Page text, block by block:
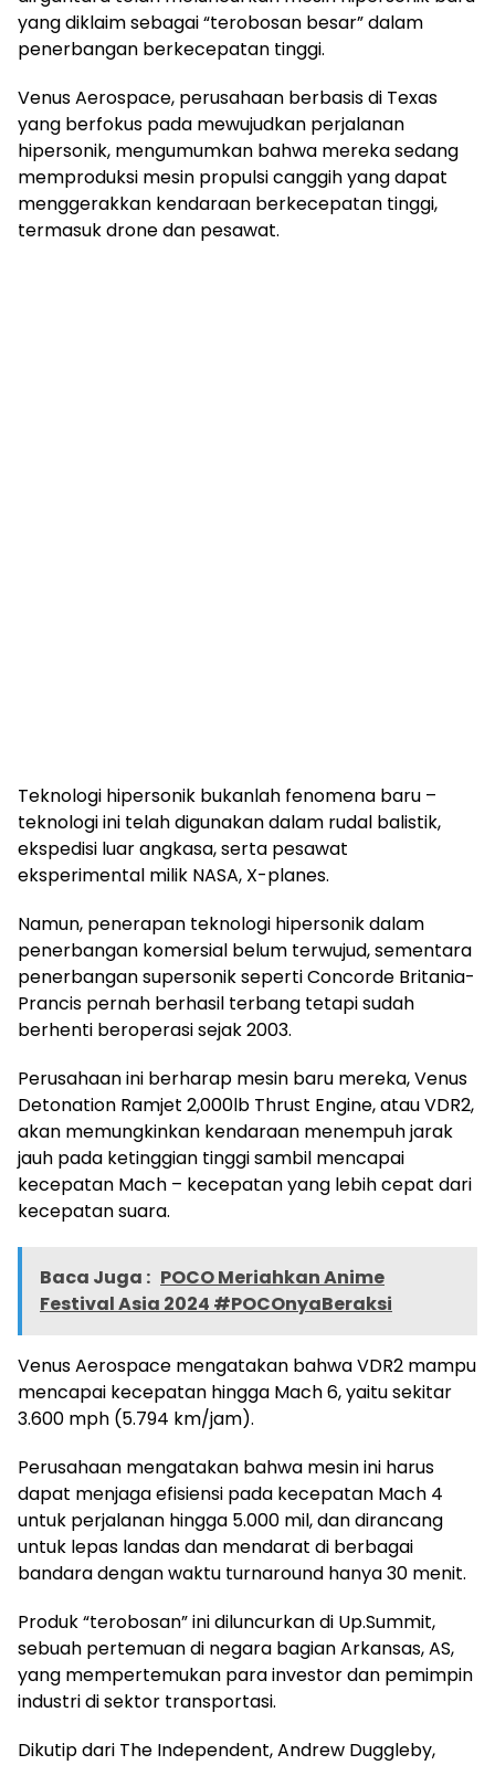
yang diklaim sebagai “terobosan besar” dalam
penerbangan berkecepatan tinggi.
Venus Aerospace, perusahaan berbasis di Texas
yang berfokus pada mewujudkan perjalanan
hipersonik, mengumumkan bahwa mereka sedang
memproduksi mesin propulsi canggih yang dapat
menggerakkan kendaraan berkecepatan tinggi,
termasuk drone dan pesawat.
Teknologi hipersonik bukanlah fenomena baru –
teknologi ini telah digunakan dalam rudal balistik,
ekspedisi luar angkasa, serta pesawat
eksperimental milik NASA, X-planes.
Namun, penerapan teknologi hipersonik dalam
penerbangan komersial belum terwujud, sementara
penerbangan supersonik seperti Concorde Britania-
Prancis pernah berhasil terbang tetapi sudah
berhenti beroperasi sejak 2003.
Perusahaan ini berharap mesin baru mereka, Venus
Detonation Ramjet 2,000lb Thrust Engine, atau VDR2,
akan memungkinkan kendaraan menempuh jarak
jauh pada ketinggian tinggi sambil mencapai
kecepatan Mach – kecepatan yang lebih cepat dari
kecepatan suara.
Baca Juga : POCO Meriahkan Anime
Festival Asia 2024 #POCOnyaBeraksi
Venus Aerospace mengatakan bahwa VDR2 mampu
mencapai kecepatan hingga Mach 6, yaitu sekitar
3.600 mph (5.794 km/jam).
Perusahaan mengatakan bahwa mesin ini harus
dapat menjaga efisiensi pada kecepatan Mach 4
untuk perjalanan hingga 5.000 mil, dan dirancang
untuk lepas landas dan mendarat di berbagai
bandara dengan waktu turnaround hanya 30 menit.
Produk “terobosan” ini diluncurkan di Up.Summit,
sebuah pertemuan di negara bagian Arkansas, AS,
yang mempertemukan para investor dan pemimpin
industri di sektor transportasi.
Dikutip dari The Independent, Andrew Duggleby,